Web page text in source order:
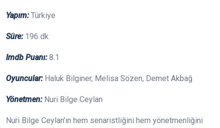
Yapım:Türkiye
Süre:196 dk
Imdb Puanı:8.1
Oyuncular:Haluk Bilginer, Melisa Sözen, Demet Akbağ
Yönetmen: Nuri Bilge Ceylan
Nuri Bilge Ceylan’ın hem senaristliğini hem yönetmenliğini